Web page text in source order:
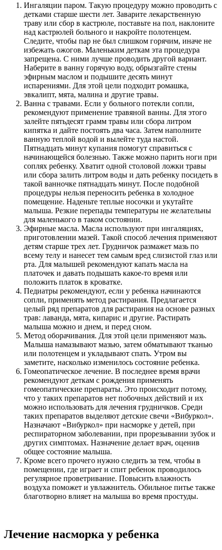
Ингаляции паром. Такую процедуру можно проводить с
детками старше шести лет. Заварите лекарственную
траву или сбор в кастрюле, поставьте на пол, наклоните
над кастрюлей больного и накройте полотенцем.
Следите, чтобы пар не был слишком горячим, иначе не
избежать ожогов. Маленьким деткам эта процедура
запрещена. С ними лучше проводить другой вариант.
Наберите в ванну горячую воду, обрызгайте стены
эфирным маслом и подышите десять минут
испарениями. Для этой цели подходит ромашка,
эвкалипт, мята, малина и другие травы.
Ванна с травами. Если у больного потекли сопли,
рекомендуют применение травяной ванны. Для этого
залейте пятьдесят грамм травы или сбора литром
кипятка и дайте постоять два часа. Затем наполните
ванную теплой водой и вылейте туда настой.
Пятнадцать минут купания помогут справиться с
начинающейся болезнью. Также можно парить ноги при
соплях ребенку. Хватит одной столовой ложки травы
или сбора залить литром воды и дать ребенку посидеть в
такой ванночке пятнадцать минут. После подобной
процедуры нельзя переносить ребенка в холодное
помещение. Наденьте теплые носочки и укутайте
малыша. Резкие перепады температуры не желательны
для маленького в таком состоянии.
Эфирные масла. Масла используют при ингаляциях,
приготовлении мазей. Такой способ лечения применяют
детям старше трех лет. Грудничок размажет мазь по
всему телу и нанесет тем самым вред слизистой глаз или
рта. Для малышей рекомендуют капать масла на
платочек и давать подышать какое-то время или
положить платок в кроватке.
Педиатры рекомендуют, если у ребенка начинаются
сопли, применять метод растирания. Предлагается
целый ряд препаратов для растирания на основе разных
трав: лаванда, мята, кипарис и другие. Растирать
малыша можно и днем, и перед сном.
Метод оборачивания. Для этой цели применяют мазь.
Малыша намазывают мазью, затем обматывают тканью
или полотенцем и укладывают спать. Утром вы
заметите, насколько изменилось состояние ребенка.
Гомеопатическое лечение. В последнее время врачи
рекомендуют деткам с рождения применять
гомеопатические препараты. Это происходит потому,
что у таких препаратов нет побочных действий и их
можно использовать для лечения грудничков. Среди
таких препаратов выделяют детские свечи «Вибуркол».
Назначают «Вибуркол» при насморке у детей, при
респираторном заболевании, при прорезывании зубок и
других симптомах. Назначение делает врач, оценив
общее состояние малыша.
Кроме всего прочего нужно следить за тем, чтобы в
помещении, где играет и спит ребенок проводилось
регулярное проветривание. Повысить влажность
воздуха поможет и увлажнитель. Обильное питье также
благотворно влияет на малыша во время простуды.
Лечение насморка у ребенка